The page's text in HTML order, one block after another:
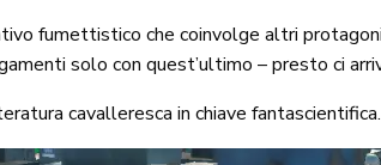
fumettistico che coinvolge altri
solo con quest’ultimo – presto ci
cavalleresca in chiave fantascientifica.